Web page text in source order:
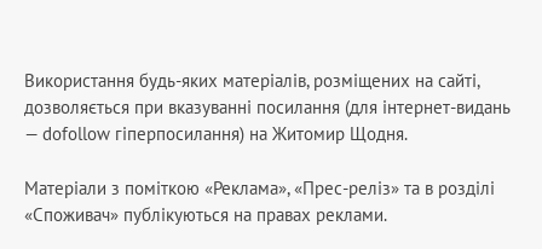
Використання будь-яких матеріалів, розміщених на сайті,
дозволяється при вказуванні посилання (для інтернет-видань
— dofollow гіперпосилання) на Житомир Щодня.
Матеріали з поміткою «Реклама», «Прес-реліз» та в розділі
«Споживач» публікуються на правах реклами.